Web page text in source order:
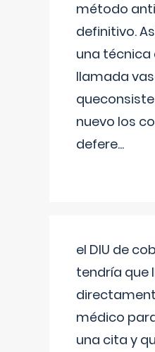
método
definitivo.
una técnica
llamada
nuevo los
defere...
el DIU de
tendría que
médico
una cita y